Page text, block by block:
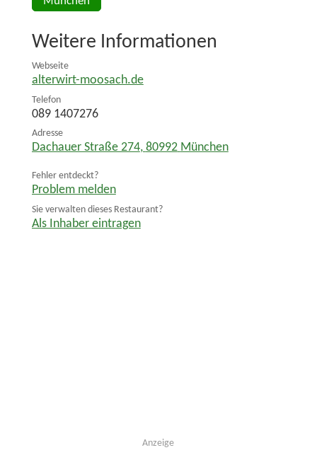
Weitere Informationen
Webseite
alterwirt-moosach.de
Telefon
089 1407276
Adresse
Dachauer Straße 274, 80992 München
Fehler entdeckt?
Problem melden
Sie verwalten dieses Restaurant?
Als Inhaber eintragen
Anzeige